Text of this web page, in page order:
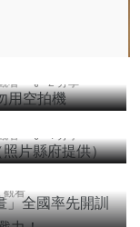
看 2 分享
照片縣府提
看 4 分享
育AI即戰
觀看
老翁迷路，路